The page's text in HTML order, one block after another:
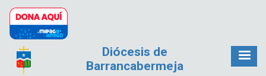
Pasar al contenido principal
Diócesis de
Barrancabermeja